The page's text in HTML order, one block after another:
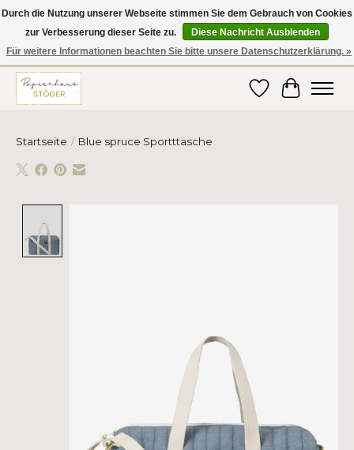
Hier finden Sie hochwertige Produkte im Bereich Schule, Büro, Papier,
Schreiben und vieles mehr! Erhalten Sie Ihre Bestellung bequem nach
Hause oder ins Büro geliefert!
Wunschzettel
Ihr
Startseite / Blue spruce Sportttasche
Durch die Nutzung unserer Webseite stimmen Sie dem Gebrauch von Cookies
zur Verbesserung dieser Seite zu.
Diese Nachricht Ausblenden
Für weitere Informationen beachten Sie bitte unsere Datenschutzerklärung. »